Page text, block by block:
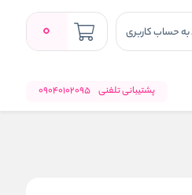
به حساب کاربری 0
پشتیبانی تلفنی 09040102095